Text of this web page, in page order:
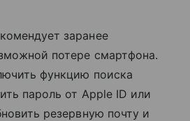
заранее
потере смартфона.
функцию поиска
пароль от Apple ID или
резервную почту и